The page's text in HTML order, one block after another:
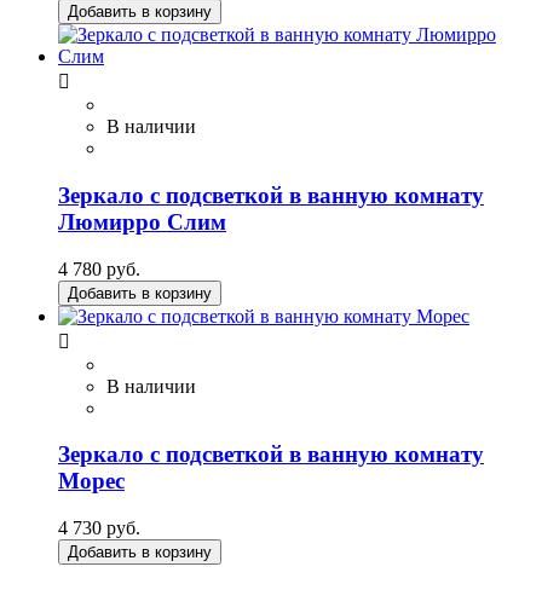
Добавить в корзину

В наличии
Зеркало с подсветкой в ванную комнату
Люмирро Слим
4 780 руб.
Добавить в корзину

В наличии
Зеркало с подсветкой в ванную комнату
Морес
4 730 руб.
Добавить в корзину